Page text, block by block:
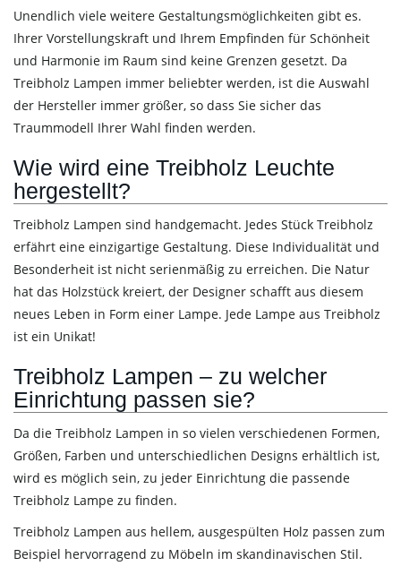
Unendlich viele weitere Gestaltungsmöglichkeiten gibt es.
Ihrer Vorstellungskraft und Ihrem Empfinden für Schönheit
und Harmonie im Raum sind keine Grenzen gesetzt. Da
Treibholz Lampen immer beliebter werden, ist die Auswahl
der Hersteller immer größer, so dass Sie sicher das
Traummodell Ihrer Wahl finden werden.
Wie wird eine Treibholz Leuchte
hergestellt?
Treibholz Lampen sind handgemacht. Jedes Stück Treibholz
erfährt eine einzigartige Gestaltung. Diese Individualität und
Besonderheit ist nicht serienmäßig zu erreichen. Die Natur
hat das Holzstück kreiert, der Designer schafft aus diesem
neues Leben in Form einer Lampe. Jede Lampe aus Treibholz
ist ein Unikat!
Treibholz Lampen – zu welcher
Einrichtung passen sie?
Da die Treibholz Lampen in so vielen verschiedenen Formen,
Größen, Farben und unterschiedlichen Designs erhältlich ist,
wird es möglich sein, zu jeder Einrichtung die passende
Treibholz Lampe zu finden.
Treibholz Lampen aus hellem, ausgespülten Holz passen zum
Beispiel hervorragend zu Möbeln im skandinavischen Stil.